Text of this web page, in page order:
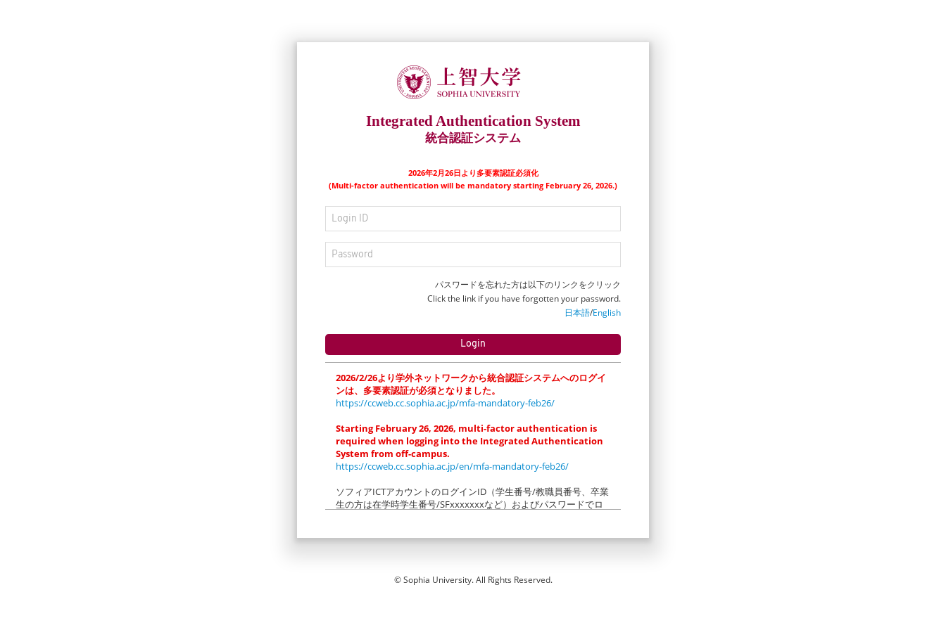
Integrated Authentication System
統合認証システム
2026年2月26日より多要素認証必須化
(Multi-factor authentication will be mandatory starting February 26, 2026.)
パスワードを忘れた方は以下のリンクをクリック
Click the link if you have forgotten your password.
日本語/English
2026/2/26より学外ネットワークから統合認証システムへのログイ
ンは、多要素認証が必須となりました。
https://ccweb.cc.sophia.ac.jp/mfa-mandatory-feb26/
Starting February 26, 2026, multi-factor authentication is
required when logging into the Integrated Authentication
System from off-campus.
https://ccweb.cc.sophia.ac.jp/en/mfa-mandatory-feb26/
ソフィアICTアカウントのログインID（学生番号/教職員番号、卒業
生の方は在学時学生番号/SFxxxxxxxなど）およびパスワードでロ
ますか？」のメッセージが表示された場合は「続行」をクリックし
Please login with login ID (Student ID/Faculty ID) and password of
© Sophia University. All Rights Reserved.